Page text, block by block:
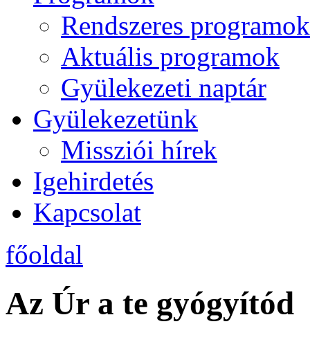
Rendszeres programok
Aktuális programok
Gyülekezeti naptár
Gyülekezetünk
Missziói hírek
Igehirdetés
Kapcsolat
főoldal
Az Úr a te gyógyítód